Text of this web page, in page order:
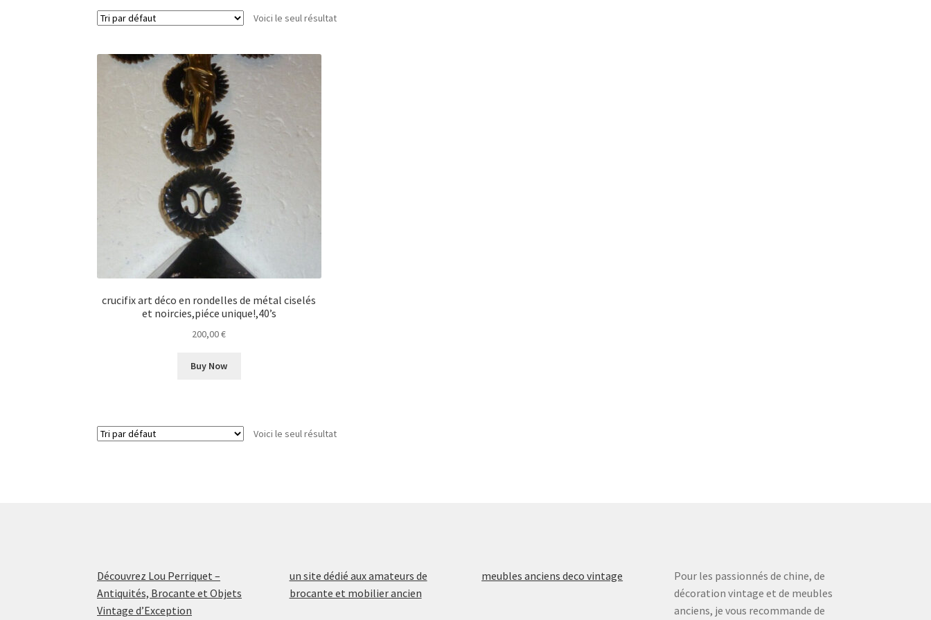
Voici le seul résultat
crucifix art déco en rondelles de métal ciselés
et noircies,piéce unique!,40’s
200,00€
Buy Now
Voici le seul résultat
Découvrez Lou Perriquet –
Antiquités, Brocante et Objets
Vintage d’Exception
un site dédié aux amateurs de
brocante et mobilier ancien
meubles anciens deco vintage
Pour les passionnés de chine, de
décoration vintage et de meubles
anciens, je vous recommande de